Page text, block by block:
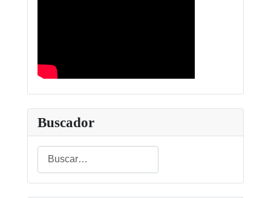
Buscador
Buscar
Type 2 or more characters for results.